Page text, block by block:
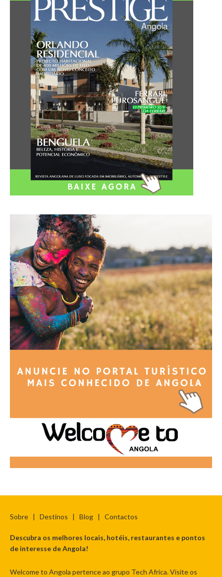
Sobre | Destinos | Blog | Contactos
Descubra os melhores locais, hotéis, restaurantes e pontos
de interesse de Angola!
Welcome to Angola pertence ao grupo Tech Africa. Visite os